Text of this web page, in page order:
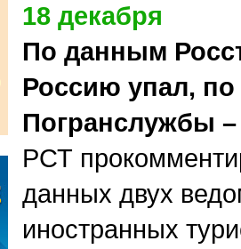
18 декабря
По данным
Россию упал,
Погранслужбы
РСТ
данных двух
иностранных